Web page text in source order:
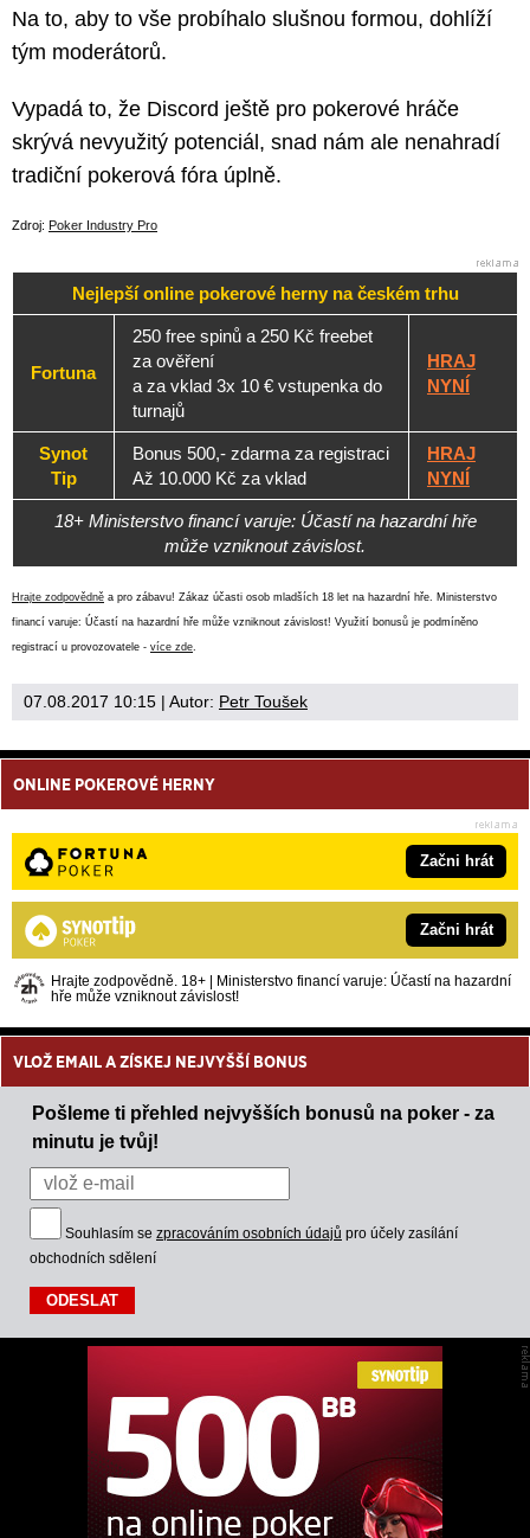
Na to, aby to vše probíhalo slušnou formou, dohlíží
tým moderátorů.
Vypadá to, že Discord ještě pro pokerové hráče
skrývá nevyužitý potenciál, snad nám ale nenahradí
tradiční pokerová fóra úplně.
Zdroj: Poker Industry Pro
Nejlepší online pokerové herny na českém trhu
Fortuna
250 free spinů a 250 Kč freebet
za ověření
a za vklad 3x 10 € vstupenka do
turnajů
HRAJ
NYNÍ
Synot
Tip
Bonus 500,- zdarma za registraci
Až 10.000 Kč za vklad
HRAJ
NYNÍ
18+ Ministerstvo financí varuje: Účastí na hazardní hře
může vzniknout závislost.
Hrajte zodpovědně a pro zábavu! Zákaz účasti osob mladších 18 let na hazardní hře. Ministerstvo
financí varuje: Účastí na hazardní hře může vzniknout závislost! Využití bonusů je podmíněno
registrací u provozovatele - více zde.
07.08.2017 10:15 | Autor: Petr Toušek
ONLINE POKEROVÉ HERNY
Začni hrát
Začni hrát
Hrajte zodpovědně. 18+ | Ministerstvo financí varuje: Účastí na hazardní
hře může vzniknout závislost!
VLOŽ EMAIL A ZÍSKEJ NEJVYŠŠÍ BONUS
Pošleme ti přehled nejvyšších bonusů na poker - za
minutu je tvůj!
Souhlasím se zpracováním osobních údajů pro účely zasílání
obchodních sdělení